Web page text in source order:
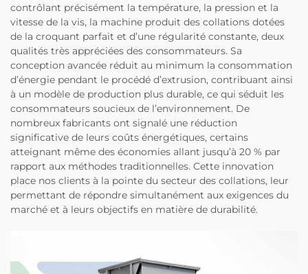
contrôlant précisément la température, la pression et la
vitesse de la vis, la machine produit des collations dotées
de la croquant parfait et d’une régularité constante, deux
qualités très appréciées des consommateurs. Sa
conception avancée réduit au minimum la consommation
d’énergie pendant le procédé d’extrusion, contribuant ainsi
à un modèle de production plus durable, ce qui séduit les
consommateurs soucieux de l’environnement. De
nombreux fabricants ont signalé une réduction
significative de leurs coûts énergétiques, certains
atteignant même des économies allant jusqu’à 20 % par
rapport aux méthodes traditionnelles. Cette innovation
place nos clients à la pointe du secteur des collations, leur
permettant de répondre simultanément aux exigences du
marché et à leurs objectifs en matière de durabilité.